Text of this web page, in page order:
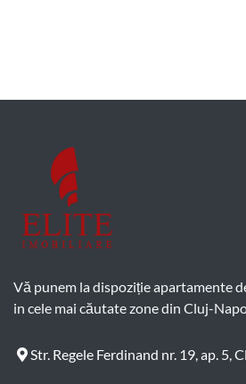
Vă punem la dispoziție apartamente
in cele mai căutate zone din Cluj-
Str. Regele Ferdinand nr. 19, ap. 5,